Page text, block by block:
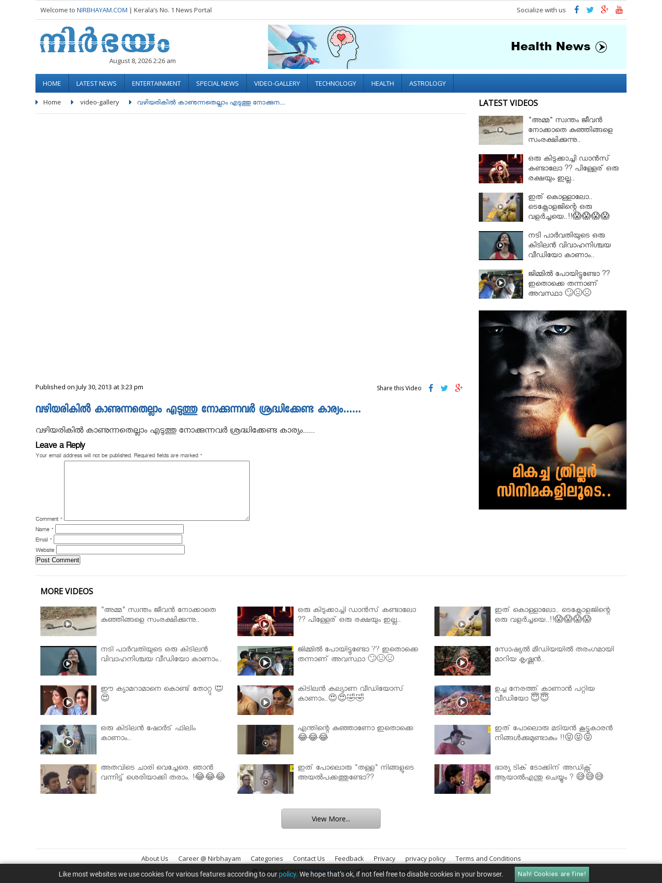
Welcome to NIRBHAYAM.COM | Kerala’s No. 1 News Portal Socialize with us
August 8, 2026 2:26 am
HOME LATEST NEWS ENTERTAINMENT SPECIAL NEWS VIDEO-GALLERY TECHNOLOGY HEALTH ASTROLOGY
Home video-gallery വഴിയരികിൽ കാണുന്നതെല്ലാം എടുത്തു നോക്കുന....
Published on July 30, 2013 at 3:23 pm Share this Video
വഴിയരികിൽ കാണുന്നതെല്ലാം എടുത്തു നോക്കുന്നവർ ശ്രദ്ധിക്കേണ്ട കാര്യം……
വഴിയരികിൽ കാണുന്നതെല്ലാം എടുത്തു നോക്കുന്നവർ ശ്രദ്ധിക്കേണ്ട കാര്യം......
Leave a Reply
Your email address will not be published. Required fields are marked *
Comment *
Name *
Email *
Website
LATEST VIDEOS
"അമ്മ" സ്വന്തം ജീവൻ
നോക്കാതെ കുഞ്ഞിങ്ങളെ
സംരക്ഷിക്കുന്നു..
ഒരു കിടുക്കാച്ചി ഡാൻസ്
കണ്ടാലോ ?? പിള്ളേര് ഒരു
രക്ഷയും ഇല്ല..
ഇത് കൊള്ളാലോ..
ടെക്നോളജിന്റെ ഒരു
വളർച്ചയെ..!!😱😱😱😱
നടി പാർവതിയുടെ ഒരു
കിടിലൻ വിവാഹനിശ്ചയ
വീഡിയോ കാണാം..
ജിമ്മിൽ പോയിട്ടുണ്ടോ ??
ഇതൊക്കെ തന്നാണ്
അവസ്ഥാ 🙄😣😣
MORE VIDEOS
"അമ്മ" സ്വന്തം ജീവൻ നോക്കാതെ
കുഞ്ഞിങ്ങളെ സംരക്ഷിക്കുന്നു..
ഒരു കിടുക്കാച്ചി ഡാൻസ് കണ്ടാലോ
?? പിള്ളേര് ഒരു രക്ഷയും ഇല്ല..
ഇത് കൊള്ളാലോ.. ടെക്നോളജിന്റെ
ഒരു വളർച്ചയെ..!!😱😱😱😱
നടി പാർവതിയുടെ ഒരു കിടിലൻ
വിവാഹനിശ്ചയ വീഡിയോ കാണാം..
ജിമ്മിൽ പോയിട്ടുണ്ടോ ?? ഇതൊക്കെ
തന്നാണ് അവസ്ഥാ 🙄😣😣
സോഷ്യൽ മീഡിയയിൽ തരംഗമായി
മാറിയ കൃഷ്ണൻ..
ഈ ക്യാമറാമാനെ കൊണ്ട് തോറ്റു 😍
😍
കിടിലൻ കല്യാണ വീഡിയോസ്
കാണാം..😍😍🤣🤣
ഉച്ച നേരത്ത് കാണാൻ പറ്റിയ
വീഡിയോ 😇😇
ഒരു കിടിലൻ ഷോർട് ഫിലിം
കാണാം..
എന്തിന്റെ കുഞ്ഞാണോ ഇതൊക്കെ
😂😂😂
ഇത് പോലൊരു മടിയൻ കൂട്ടുകാരൻ
നിങ്ങൾക്കുമുണ്ടാകും !!😝😝😝
അതവിടെ ചാരി വെച്ചേരെ. ഞാൻ
വന്നിട്ട് ശെരിയാക്കി തരാം. !😂😂😂
ഇത് പോലൊരു "തള്ള" നിങ്ങളുടെ
അയല്‍പക്കത്തുണ്ടോ??
ഭാര്യ ടിക് ടോക്കിന് അഡിക്റ്റ്
ആയാൽഎന്തു ചെയ്യും ? 😅😅😅
View More...
About Us Career @ Nirbhayam Categories Contact Us Feedback Privacy privacy policy
Terms and Conditions
© Copyright 2013Nirbhayam.com. All rights reserved.
Like most websites we use cookies for various features according to ourpolicy.We hope that’s ok, if not feel free to disable cookies in your browser. Nah! Cookies are fine!